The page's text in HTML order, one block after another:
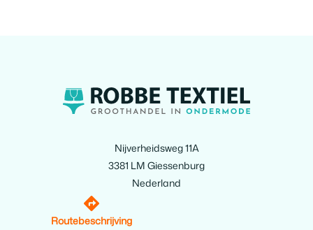
Nijverheidsweg 11A
3381 LM Giessenburg
Nederland
Routebeschrijving